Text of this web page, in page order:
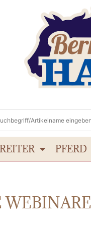
REITER PFERD
WEBINARE